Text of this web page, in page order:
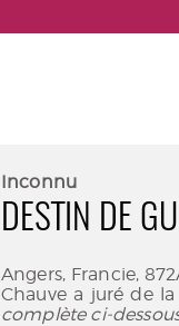
Inconnu
DESTIN DE
Angers, Francie,
Chauve a juré de
complète ci-